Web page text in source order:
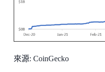
來源: CoinGecko